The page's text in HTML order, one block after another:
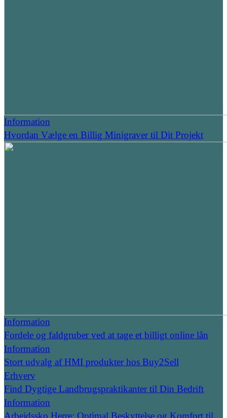
Information
Hvordan Vælge en Billig Minigraver til Dit Projekt
Information
Fordele og faldgruber ved at tage et billigt online lån
Information
Stort udvalg af HMI produkter hos Buy2Sell
Erhverv
Find Dygtige Landbrugspraktikanter til Din Bedrift
Information